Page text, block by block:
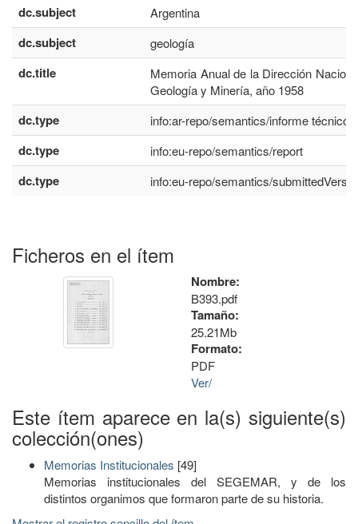
dc.subject Argentina
dc.subject geología
dc.title
Memoria Anual de la Dirección
Geología y Minería, año 1958
dc.type info:ar-repo/semantics/informe técnico
dc.type info:eu-repo/semantics/report
dc.type info:eu-repo/semantics/
Ficheros en el ítem
Nombre:
B393.pdf
Tamaño:
25.21Mb
Formato:
PDF
Ver/
Este ítem aparece en la(s) siguiente(s)
colección(ones)
Memorias Institucionales [49]
Memorias institucionales del SEGEMAR, y de los
distintos organimos que formaron parte de su historia.